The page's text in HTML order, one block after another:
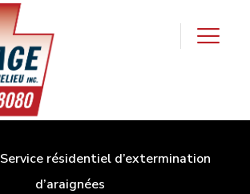
Service résidentiel d’extermination
d’araignées